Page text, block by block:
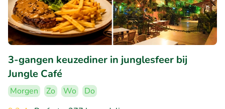
3-gangen keuzediner in junglesfeer bij
Jungle Café
Morgen Zo Wo
Do